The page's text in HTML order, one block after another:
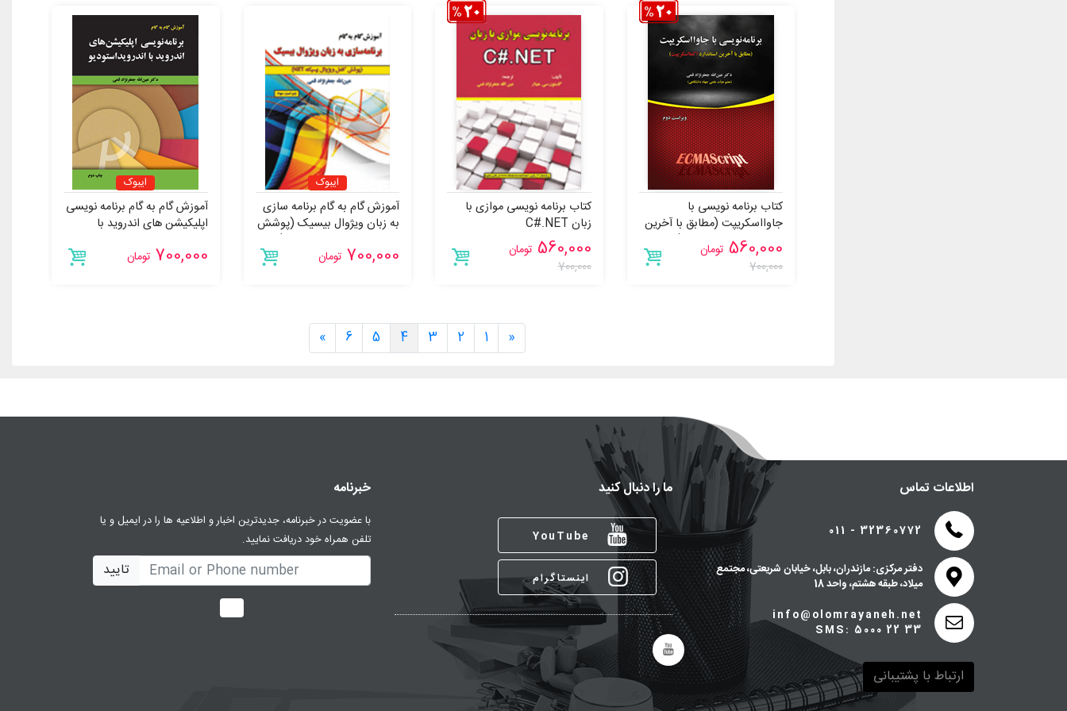
وی راجارامان
کريستوف اينی‌وسکی
کريستين ديری
کليفورد استين
کلیفورد استین
کوين فابورگ
یوهان اشتراوس
کتاب برنامه نویسی با
جاوااسکریپت (مطابق با آخرین
استاندارد اِکمااسکریپت)
560,000 تومان
700,000
کتاب برنامه نویسی موازی با
زبان C#.NET
560,000 تومان
700,000
ایبوک
آموزش گام به گام برنامه سازی
به زبان ویژوال بیسیک (پوشش
700,000 تومان
ایبوک
آموزش گام به گام برنامه نویسی
اپلیکیشن های اندروید با
700,000 تومان
«
1
2
3
4
5
6
»
اطلاعات تماس
011 - 32360772
دفتر مرکزی: مازندران، بابل، خیابان شریعتی، مجتمع
میلاد، طبقه هشتم، واحد 18
info@olomrayaneh.net
SMS: 5000 22 33
ارتباط با پشتیبانی
ما را دنبال کنید
YouTube
اینستاگرام
خبرنامه
با عضویت در خبرنامه، جدیدترین اخبار و اطلاعیه ها را در ایمیل و یا
تلفن همراه خود دریافت نمایید.
تایید